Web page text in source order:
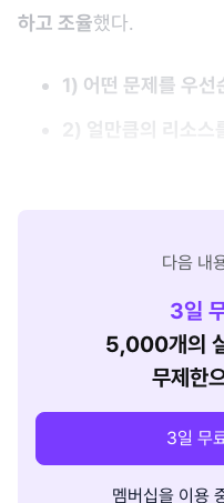
하고 조율했다.
1) 어떤 문제를 우선
2) 얼만큼의 리소스
다음 내
3일
5,000개의
무제한
3일 무
멤버십을 이용